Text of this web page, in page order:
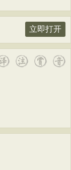
立即打开